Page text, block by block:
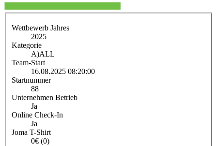
Wettbewerb Jahres
2025
Kategorie
A)ALL
Team-Start
16.08.2025 08:20:00
Startnummer
88
Unternehmen Betrieb
Ja
Online Check-In
Ja
Joma T-Shirt
0€ (0)